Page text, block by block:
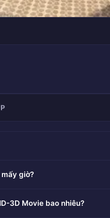
giờ?
3D Movie bao nhiêu?